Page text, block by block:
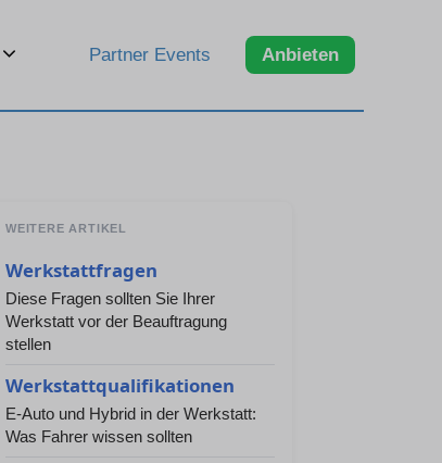
Partner Events Anbieten
WEITERE ARTIKEL
Werkstattfragen
Diese Fragen sollten Sie Ihrer
Werkstatt vor der Beauftragung
stellen
Werkstattqualifikationen
E-Auto und Hybrid in der Werkstatt:
Was Fahrer wissen sollten